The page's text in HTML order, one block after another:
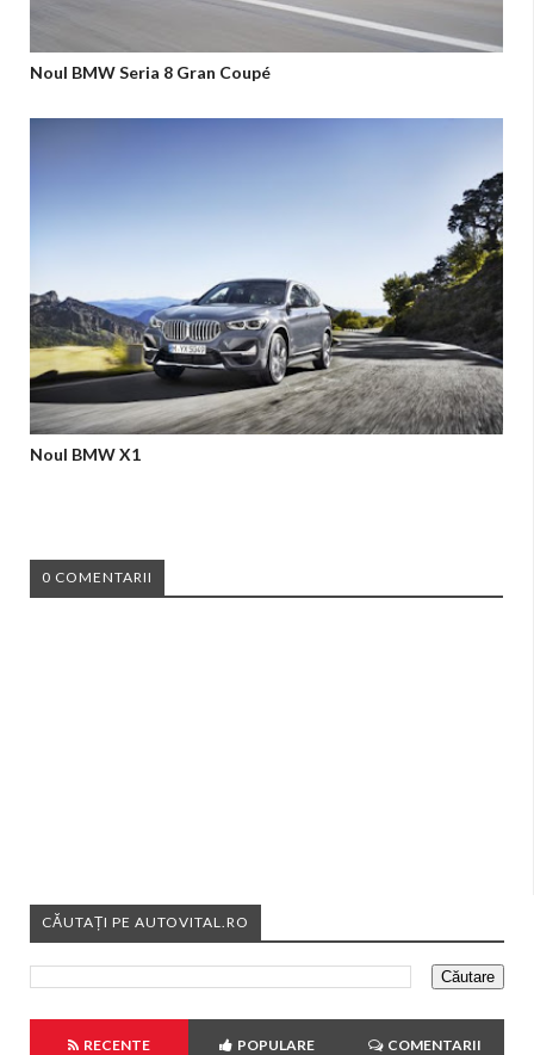
Noul BMW Seria 8 Gran Coupé
Noul BMW X1
0 COMENTARII
CĂUTAȚI PE AUTOVITAL.RO
RECENTE POPULARE COMENTARII